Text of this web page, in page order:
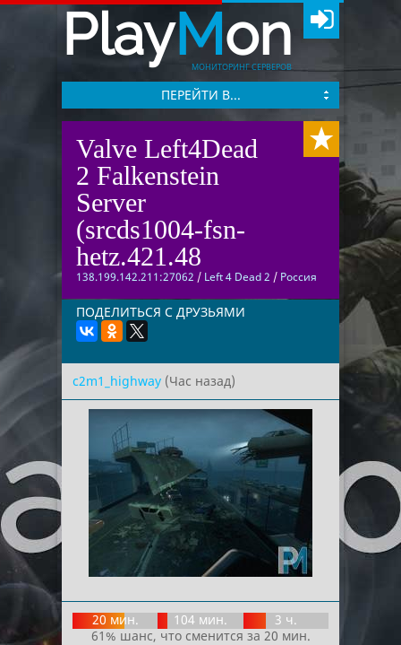
PlayMon
МОНИТОРИНГ СЕРВЕРОВ
ПЕРЕЙТИ В...
Valve Left4Dead
2 Falkenstein
Server
(srcds1004-fsn-
hetz.421.48
138.199.142.211:27062 / Left 4 Dead 2 / Россия
ПОДЕЛИТЬСЯ С ДРУЗЬЯМИ
c2m1_highway (Час назад)
20 мин. 104 мин.
3 ч.
61% шанс, что сменится за 20 мин.